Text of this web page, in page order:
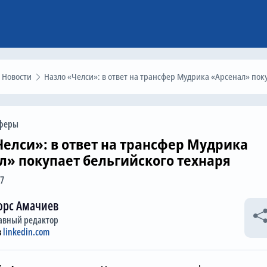
Новости Назло «Челси»: в ответ на трансфер Мудрика «Арсенал» покупает бельгийского
в ответ на трансфер Мудрика
покупает бельгийского технаря
Амачиев
редактор
linkedin.com